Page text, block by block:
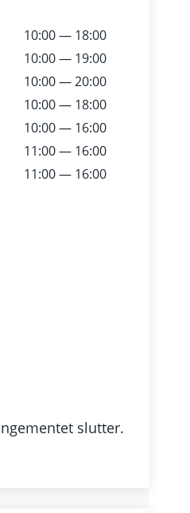
10:00 — 18:00
10:00 — 19:00
10:00 — 20:00
10:00 — 18:00
10:00 — 16:00
11:00 — 16:00
11:00 — 16:00
slutter.